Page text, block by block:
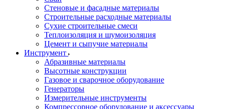
Стеновые и фасадные материалы
Строительные расходные материалы
Сухие строительные смеси
Теплоизоляция и шумоизоляция
Цемент и сыпучие материалы
Инструмент
Абразивные материалы
Высотные конструкции
Газовое и сварочное оборудование
Генераторы
Измерительные инструменты
Компрессорное оборудование и аксессуары